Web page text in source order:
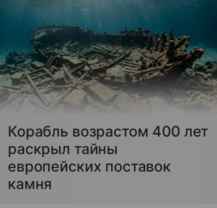
Корабль возрастом 400 лет
раскрыл тайны
европейских поставок
камня